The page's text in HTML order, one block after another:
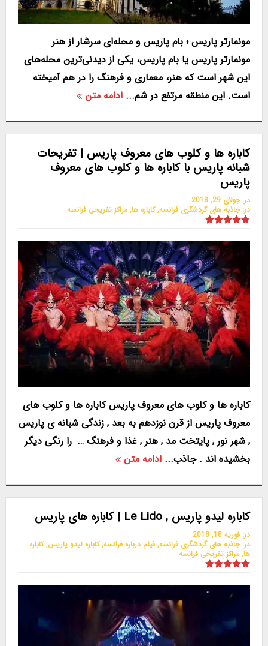
مونمارتر پاریس ؛ بام پاریس و محله‌ای سرشار از هنر
مونمارتر پاریس یا بام پاریس، یکی از دیدنی‌ترین محله‌های
این شهر است که هنر، معماری و فرهنگ را در هم آمیخته
است. این منطقه مرتفع در شم... ادامه متن
کاباره ها و کلوب های معروف پاریس | تفریحات
شبانه پاریس با کاباره ها و کلوب های معروف
پاریس
در:جولای 29, 2018
در:جاذبه های گردشگری فرانسه,کاباره ها, مراکز تفریحی فرانسه
کاباره ها و کلوب های معروف پاریس کاباره ها و کلوب های
معروف پاریس از قرن نوزدهم به بعد , زندگی شبانه ی پاریس
, شهر نور , پایتخت مد , هنر , غذا و فرهنگ … را رنگی دیگر
بخشیده اند . جاذب... ادامه متن
کاباره لیدو پاریس , Le Lido | کاباره های پاریس
در: فوریه 18, 2018
در:جاذبه های گردشگری فرانسه, فیلم درباره فرانسه,کاباره لیدو پاریس,کاباره
ها, مراکز تفریحی فرانسه